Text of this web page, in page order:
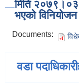
मिति
भएको
Documents:
वडा